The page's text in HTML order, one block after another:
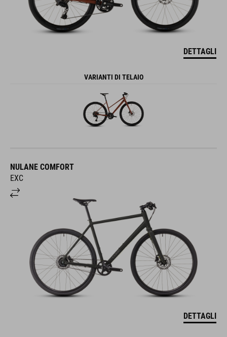
DETTAGLI
VARIANTI DI TELAIO
NULANE COMFORT
EXC
DETTAGLI